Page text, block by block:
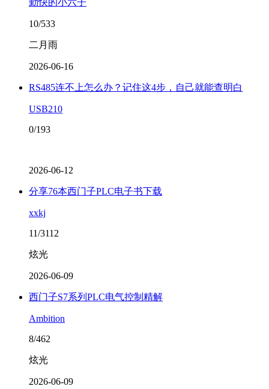
勤快的小六子
10/533
二月雨
2026-06-16
RS485连不上怎么办？记住这4步，自己就能查明白
USB210
0/193
2026-06-12
分享76本西门子PLC电子书下载
xxkj
11/3112
炫光
2026-06-09
西门子S7系列PLC电气控制精解
Ambition
8/462
炫光
2026-06-09